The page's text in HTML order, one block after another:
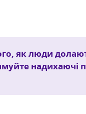
як люди
надихаючі